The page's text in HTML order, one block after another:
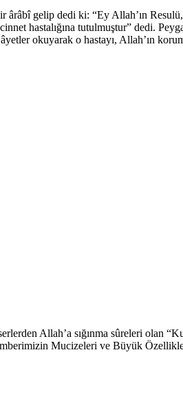
gelip dedi ki: “Ey Allah’ın
hastalığına tutulmuştur” dedi.
okuyarak o hastayı, Allah’ın
Allah’a sığınma sûreleri olan
Mucizeleri ve Büyük